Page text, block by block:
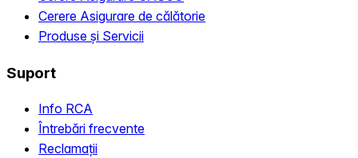
Cerere Asigurare de călătorie
Produse și Servicii
Suport
Info RCA
Întrebări frecvente
Reclamații